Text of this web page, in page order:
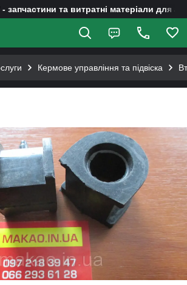
та витратні матеріали для
Кермове управління та підвіска